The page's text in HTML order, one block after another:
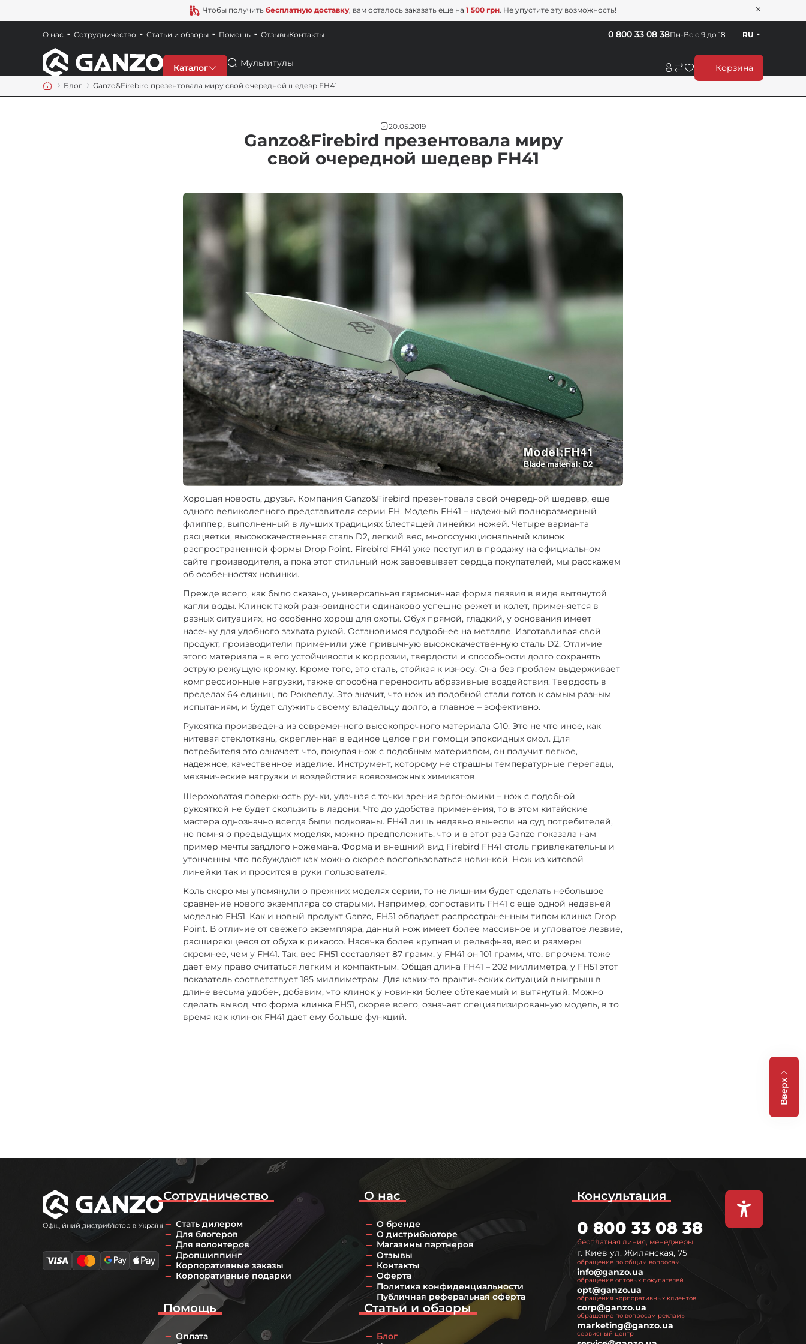
Чтобы получитьбесплатную доставку, вам осталось заказать еще на1 500 грн. Не упустите эту возможность!
Каталог
Снаряжение
Аксессуары
Для защитников
Поиск Корзина
Пн-Вс с 9 до 18
0 800 33 08 38 RU
О нас Сотрудничество Статьи и обзоры Помощь ОтзывыКонтакты
Блог Ganzo&Firebird презентовала миру свой очередной шедевр FH41
20.05.2019
Ganzo&Firebird презентовала миру
свой очередной шедевр FH41
Хорошая новость, друзья. Компания Ganzo&Firebird презентовала свой очередной шедевр, еще
одного великолепного представителя серии FH. Модель FH41 – надежный полноразмерный
флиппер, выполненный в лучших традициях блестящей линейки ножей. Четыре варианта
расцветки, высококачественная сталь D2, легкий вес, многофункциональный клинок
распространенной формы Drop Point. Firebird FH41 уже поступил в продажу на официальном
сайте производителя, а пока этот стильный нож завоевывает сердца покупателей, мы расскажем
об особенностях новинки.
Прежде всего, как было сказано, универсальная гармоничная форма лезвия в виде вытянутой
капли воды. Клинок такой разновидности одинаково успешно режет и колет, применяется в
разных ситуациях, но особенно хорош для охоты. Обух прямой, гладкий, у основания имеет
насечку для удобного захвата рукой. Остановимся подробнее на металле. Изготавливая свой
продукт, производители применили уже привычную высококачественную сталь D2. Отличие
этого материала – в его устойчивости к коррозии, твердости и способности долго сохранять
острую режущую кромку. Кроме того, это сталь, стойкая к износу. Она без проблем выдерживает
компрессионные нагрузки, также способна переносить абразивные воздействия. Твердость в
пределах 64 единиц по Роквеллу. Это значит, что нож из подобной стали готов к самым разным
испытаниям, и будет служить своему владельцу долго, а главное – эффективно.
Рукоятка произведена из современного высокопрочного материала G10. Это не что иное, как
нитевая стеклоткань, скрепленная в единое целое при помощи эпоксидных смол. Для
потребителя это означает, что, покупая нож с подобным материалом, он получит легкое,
надежное, качественное изделие. Инструмент, которому не страшны температурные перепады,
механические нагрузки и воздействия всевозможных химикатов.
Шероховатая поверхность ручки, удачная с точки зрения эргономики – нож с подобной
рукояткой не будет скользить в ладони. Что до удобства применения, то в этом китайские
мастера однозначно всегда были подкованы. FH41 лишь недавно вынесли на суд потребителей,
но помня о предыдущих моделях, можно предположить, что и в этот раз Ganzo показала нам
пример мечты заядлого ножемана. Форма и внешний вид Firebird FH41 столь привлекательны и
утонченны, что побуждают как можно скорее воспользоваться новинкой. Нож из хитовой
линейки так и просится в руки пользователя.
Коль скоро мы упомянули о прежних моделях серии, то не лишним будет сделать небольшое
сравнение нового экземпляра со старыми. Например, сопоставить FH41 с еще одной недавней
моделью FH51. Как и новый продукт Ganzo, FH51 обладает распространенным типом клинка Drop
Point. В отличие от свежего экземпляра, данный нож имеет более массивное и угловатое лезвие,
расширяющееся от обуха к рикассо. Насечка более крупная и рельефная, вес и размеры
скромнее, чем у FH41. Так, вес FH51 составляет 87 грамм, у FH41 он 101 грамм, что, впрочем, тоже
дает ему право считаться легким и компактным. Общая длина FH41 – 202 миллиметра, у FH51 этот
показатель соответствует 185 миллиметрам. Для каких-то практических ситуаций выигрыш в
длине весьма удобен, добавим, что клинок у новинки более обтекаемый и вытянутый. Можно
сделать вывод, что форма клинка FH51, скорее всего, означает специализированную модель, в то
время как клинок FH41 дает ему больше функций.
Вверх
О нас
О бренде
О дистрибьюторе
Магазины партнеров
Отзывы
Контакты
Оферта
Политика конфиденциальности
Публичная реферальная оферта
Сотрудничество
Стать дилером
Для блогеров
Для волонтеров
Дропшиппинг
Корпоративные заказы
Корпоративные подарки
Статьи и обзоры
Блог
Помощь
Оплата
Консультация
бесплатная линия, менеджеры
0 800 33 08 38
г. Киев ул. Жилянская, 75
обращение по общим вопросам
info@ganzo.ua
обращение оптовых покупателей
opt@ganzo.ua
обращения корпоративных клиентов
corp@ganzo.ua
обращение по вопросам рекламы
marketing@ganzo.ua
сервисный центр